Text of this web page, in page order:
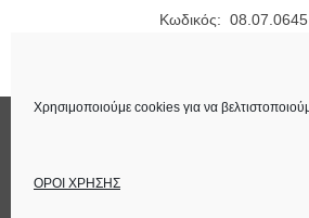
Χρησιμοποιούμε cookies για να
ΟΡΟΙ ΧΡΗΣΗΣ
Κωδικός: 08.07.0645